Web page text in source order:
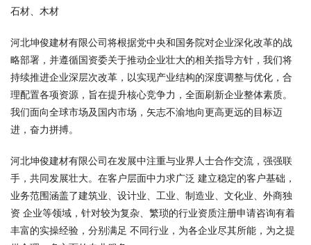
石材、木材
河北坤俊建材有限公司将根据党中央和国务院对企业深化改革的战
略部署，并遵循国资委关于推动企业壮大的相关指导方针，我们将
持续推进企业深层次改革，以实现产业结构的深度调整与优化，合
理配置各项资源，旨在提升核心竞争力，全面刷新企业整体素质。
我们面向全球市场及国内市场，矢志不渝地向更高更远的目标迈
进，奋力拼搏。
河北坤俊建材有限公司在发展中注重与业界人士合作交流，强强联
手，共同发展壮大。在客户层面中力求广泛 建立稳定的客户基础，
业务范围涵盖了建筑业、设计业、工业、制造业、文化业、外商独
资 企业等领域，针对较为复杂、繁琐的行业资质注册申请咨询有着
丰富的实操经验，分别满足 不同行业，为各企业尽其所能，为之提